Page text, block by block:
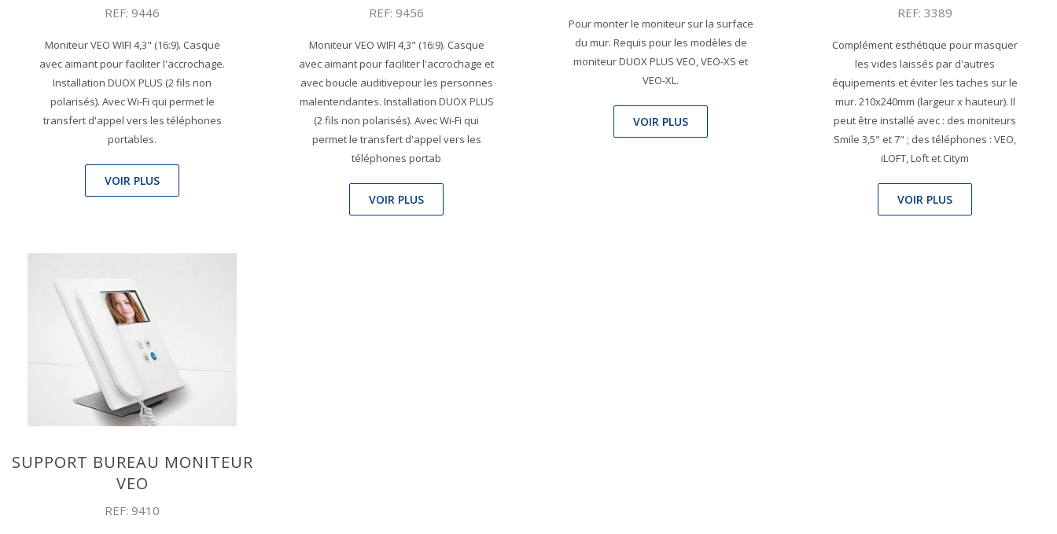
REF: 9446
Moniteur VEO WIFI 4,3" (16:9). Casque
avec aimant pour faciliter l'accrochage.
Installation DUOX PLUS (2 fils non
polarisés). Avec Wi-Fi qui permet le
transfert d'appel vers les téléphones
portables.
VOIR PLUS
REF: 9456
Moniteur VEO WIFI 4,3" (16:9). Casque
avec aimant pour faciliter l'accrochage et
avec boucle auditivepour les personnes
malentendantes. Installation DUOX PLUS
(2 fils non polarisés). Avec Wi-Fi qui
permet le transfert d'appel vers les
téléphones portab
VOIR PLUS
Pour monter le moniteur sur la surface
du mur. Requis pour les modèles de
moniteur DUOX PLUS VEO, VEO-XS et
VEO-XL.
VOIR PLUS
REF: 3389
Complément esthétique pour masquer
les vides laissés par d'autres
équipements et éviter les taches sur le
mur. 210x240mm (largeur x hauteur). Il
peut être installé avec : des moniteurs
Smile 3,5" et 7" ; des téléphones : VEO,
iLOFT, Loft et Citym
VOIR PLUS
SUPPORT BUREAU MONITEUR
VEO
REF: 9410